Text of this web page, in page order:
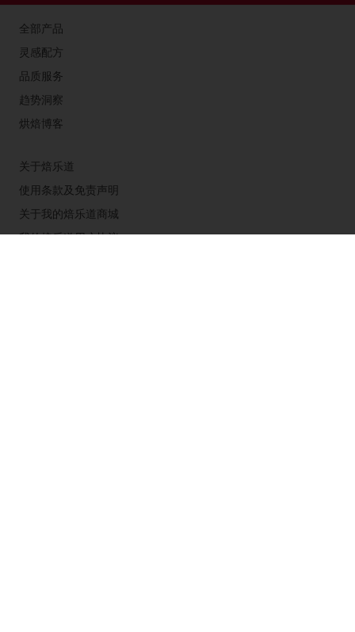
全部产品
灵感配方
品质服务
趋势洞察
烘焙博客
关于焙乐道
使用条款及免责声明
关于我的焙乐道商城
我的焙乐道用户协议